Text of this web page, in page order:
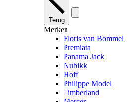
Terug
Merken
Floris van Bommel
Premiata
Panama Jack
Nubikk
Hoff
Philippe Model
Timberland